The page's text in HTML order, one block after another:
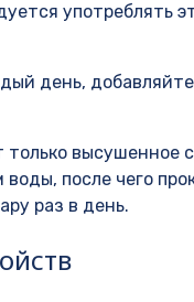
употреблять
день,
высушенное
после чего
раз в день.